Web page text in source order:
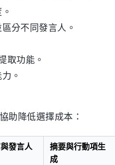
分不同發言人。
取功能。
。
助降低選擇成本：
發言人
摘要與行動項生
成